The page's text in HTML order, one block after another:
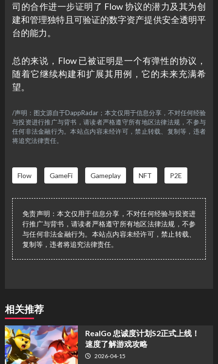
司的合作进一步证明了 Flow 协议的潜力及其为创
建和管理独特且可验证的数字资产提供安全透明平
台的能力。
总的来说，Flow 已被证明是一个有弹性的协议，
随着它继续构建和扩展其用例，它的未来充满希
望。
/声明：图文源自于DappRadar；本文仅用于信息分享，不对任何经验
与投资进行推广与背书，请读者严格遵守所有地区法律法规，不参与
任何非法金融行为。本站点内容未经许可，禁止转载、复制等，违者
将追究法律责任。
Flow GameFi Gameplay NFT P2E
免责声明：本文仅用于信息分享，不对任何经验与投资进
行推广与背书，请读者严格遵守所有地区法律法规，不参
与任何非法金融行为。本站点内容未经许可，禁止转载、
复制等，违者将追究法律责任。
相关推荐
​RealGo 忠诚度计划S2正式上线！
速度了解游戏攻略
2026-04-15